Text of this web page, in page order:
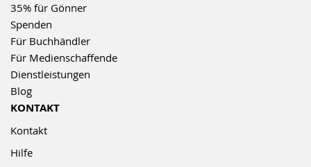
35% für Gönner
Spenden
Für Buchhändler
Für Medienschaffende
Dienstleistungen
Blog
KONTAKT
Kontakt
Hilfe